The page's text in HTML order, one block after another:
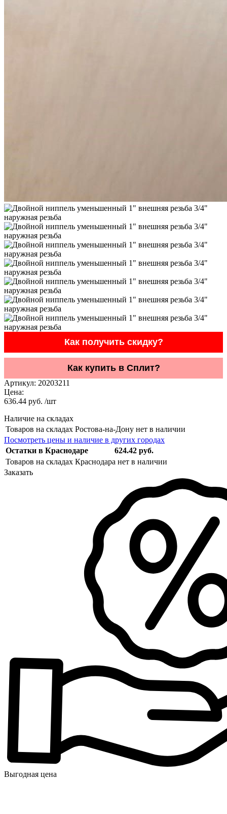
Как получить скидку?
Как купить в Сплит?
Артикул: 20203211
Цена:
636.44 руб. /шт
Наличие на складах
Товаров на складах Ростова-на-Дону нет в наличии
Посмотреть цены и наличие в других городах
Остатки в Краснодаре
624.42 руб.
Товаров на складах Краснодара нет в наличии
Заказать
Выгодная цена